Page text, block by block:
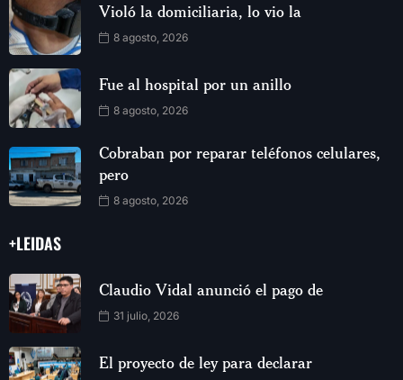
Violó la domiciliaria, lo vio la
8 agosto, 2026
Fue al hospital por un anillo
8 agosto, 2026
Cobraban por reparar teléfonos celulares,
pero
8 agosto, 2026
+LEIDAS
Claudio Vidal anunció el pago de
31 julio, 2026
El proyecto de ley para declarar